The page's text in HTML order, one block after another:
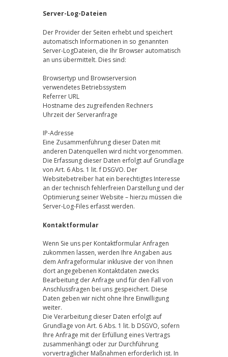
Server-Log-Dateien
Der Provider der Seiten erhebt und speichert
automatisch Informationen in so genannten
Server-LogDateien, die Ihr Browser automatisch
an uns übermittelt. Dies sind:
Browsertyp und Browserversion
verwendetes Betriebssystem
Referrer URL
Hostname des zugreifenden Rechners
Uhrzeit der Serveranfrage
IP-Adresse
Eine Zusammenführung dieser Daten mit
anderen Datenquellen wird nicht vorgenommen.
Die Erfassung dieser Daten erfolgt auf Grundlage
von Art. 6 Abs. 1 lit. f DSGVO. Der
Websitebetreiber hat ein berechtigtes Interesse
an der technisch fehlerfreien Darstellung und der
Optimierung seiner Website – hierzu müssen die
Server-Log-Files erfasst werden.
Kontaktformular
Wenn Sie uns per Kontaktformular Anfragen
zukommen lassen, werden Ihre Angaben aus
dem Anfrageformular inklusive der von Ihnen
dort angegebenen Kontaktdaten zwecks
Bearbeitung der Anfrage und für den Fall von
Anschlussfragen bei uns gespeichert. Diese
Daten geben wir nicht ohne Ihre Einwilligung
weiter.
Die Verarbeitung dieser Daten erfolgt auf
Grundlage von Art. 6 Abs. 1 lit. b DSGVO, sofern
Ihre Anfrage mit der Erfüllung eines Vertrags
zusammenhängt oder zur Durchführung
vorvertraglicher Maßnahmen erforderlich ist. In